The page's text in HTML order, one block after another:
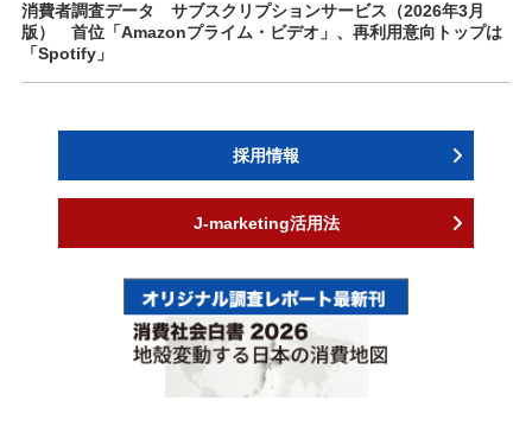
消費者調査データ サブスクリプションサービス（2026年3月
版） 首位「Amazonプライム・ビデオ」、再利用意向トップは
「Spotify」
採用情報
J-marketing活用法